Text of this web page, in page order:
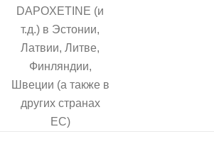
DAPOXETINE (и
т.д.) в Эстонии,
Латвии, Литве,
Финляндии,
Швеции (а также в
других странах
ЕС)